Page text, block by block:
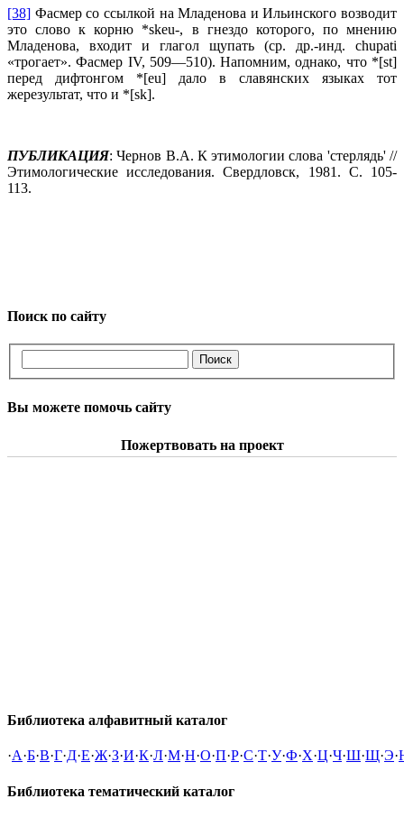
[38] Фасмер со ссылкой на Младенова и Ильинского возводит
это слово к корню *skeu-, в гнездо которого, по мнению
Младенова, входит и глагол щупать (ср. др.-инд. chupati
«трогает». Фасмер IV, 509—510). Напомним, однако, что *[st]
перед дифтонгом *[eu] дало в славянских языках тот
жерезультат, что и *[sk].
ПУБЛИКАЦИЯ: Чернов В.А. К этимологии слова 'стерлядь' //
Этимологические исследования. Свердловск, 1981. С. 105-
113.
Поиск по сайту
Вы можете помочь сайту
Пожертвовать на проект
Библиотека алфавитный каталог
·А·Б·В·Г·Д·Е·Ж·З·И·К·Л·М·Н·О·П·Р·С·Т·У·Ф·Х·Ц·Ч·Ш·Щ·Э·
Библиотека тематический каталог